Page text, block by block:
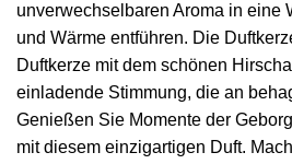
unverwechselbaren Aroma in eine
und Wärme entführen. Die
Duftkerze mit dem schönen
einladende Stimmung, die an
Genießen Sie Momente der
mit diesem einzigartigen Duft.